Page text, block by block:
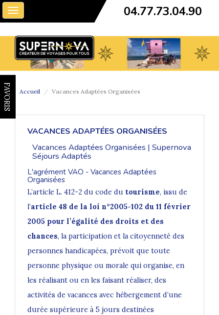
Toggle
navigation
04.77.73.04.90
FAVORIS Accueil Vacances Adaptées Organisées
VACANCES ADAPTÉES ORGANISÉES
Vacances Adaptées Organisées | Supernova
Séjours Adaptés
L'agrément VAO - Vacances Adaptées
Organisées
L’article L. 412-2 du code du tourisme, issu de
l’article 48 de la loi n°2005-102 du 11 février
2005 pour l’égalité des droits et des
chances, la participation et la citoyenneté des
personnes handicapées, prévoit que toute
personne physique ou morale qui organise, en
les réalisant ou en les faisant réaliser, des
activités de vacances avec hébergement d’une
durée supérieure à 5 jours destinées